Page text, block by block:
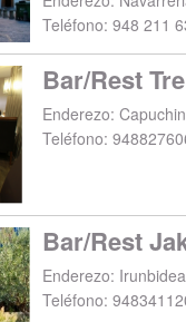
Teléfono: 948 211
Bar/Rest
Enderezo:
Teléfono:
Bar/Rest
Enderezo:
Teléfono: